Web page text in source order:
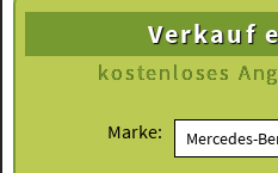
Verkauf
kostenloses
Marke: